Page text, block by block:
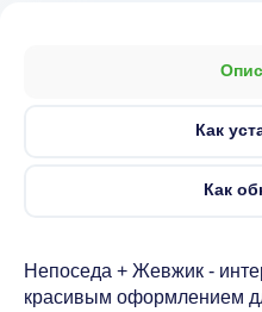
Как
Как
Непоседа + Жевжик -
красивым оформлением